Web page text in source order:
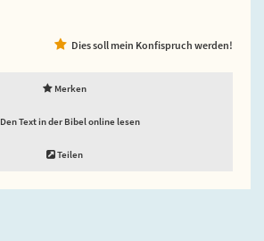
Dies soll mein Konfispruch werden!
Merken
Den Text in der Bibel online lesen
Teilen